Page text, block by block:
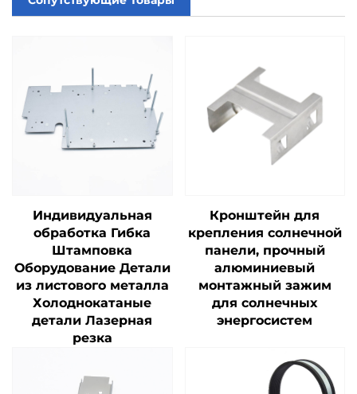
Индивидуальная
обработка Гибка
Штамповка
Оборудование Детали
из листового металла
Холоднокатаные
детали Лазерная
резка
Кронштейн для
крепления солнечной
панели, прочный
алюминиевый
монтажный зажим
для солнечных
энергосистем